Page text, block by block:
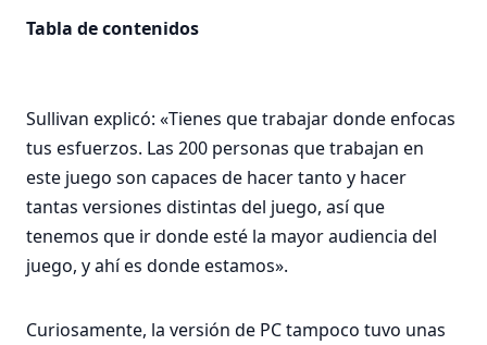
Tabla de contenidos
Sullivan explicó: «Tienes que trabajar donde enfocas
tus esfuerzos. Las 200 personas que trabajan en
este juego son capaces de hacer tanto y hacer
tantas versiones distintas del juego, así que
tenemos que ir donde esté la mayor audiencia del
juego, y ahí es donde estamos».
Curiosamente, la versión de PC tampoco tuvo unas